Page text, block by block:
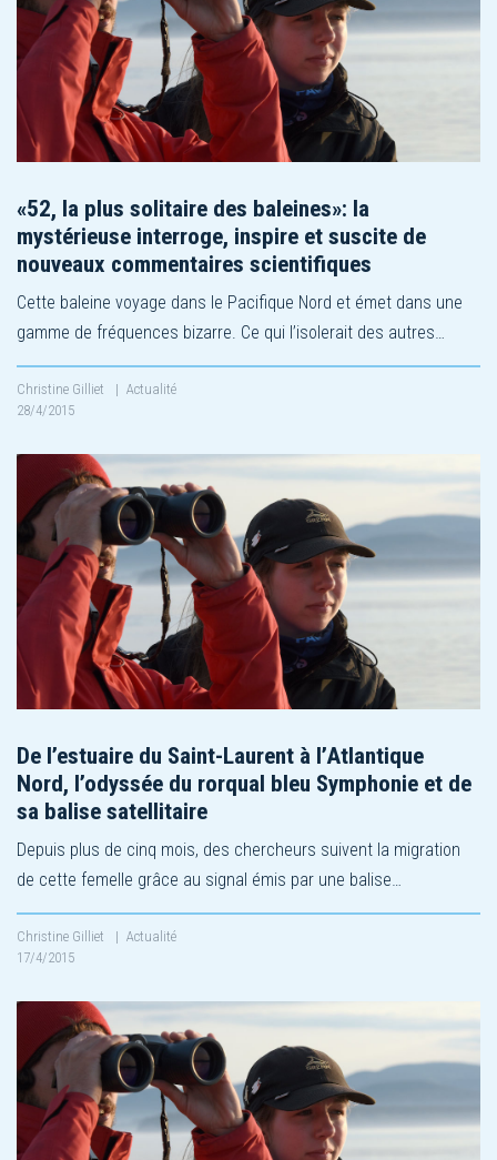
«52, la plus solitaire des baleines»: la
mystérieuse interroge, inspire et suscite de
nouveaux commentaires scientifiques
Cette baleine voyage dans le Pacifique Nord et émet dans une
gamme de fréquences bizarre. Ce qui l’isolerait des autres…
Christine Gilliet | Actualité
28/4/2015
De l’estuaire du Saint-Laurent à l’Atlantique
Nord, l’odyssée du rorqual bleu Symphonie et de
sa balise satellitaire
Depuis plus de cinq mois, des chercheurs suivent la migration
de cette femelle grâce au signal émis par une balise…
Christine Gilliet | Actualité
17/4/2015